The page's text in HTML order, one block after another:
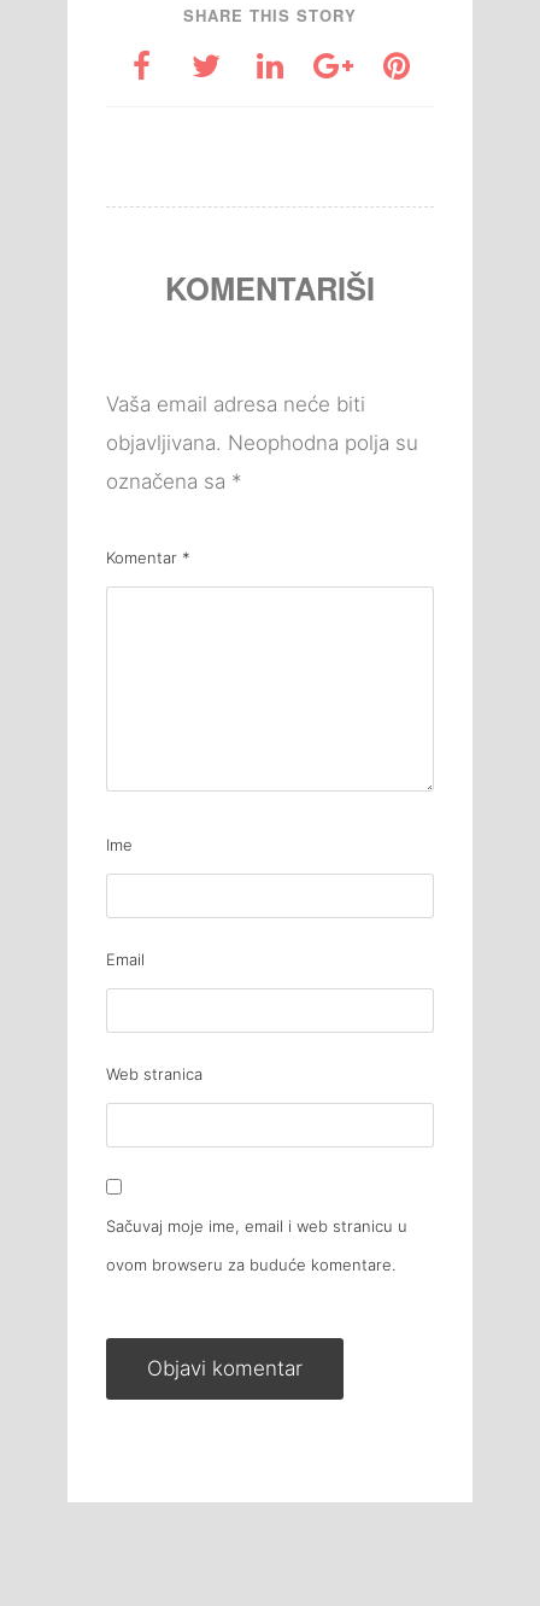
SHARE THIS STORY
KOMENTARIŠI
Vaša email adresa neće biti
objavljivana. Neophodna polja su
označena sa *
Komentar *
Ime
Email
Web stranica
Sačuvaj moje ime, email i web stranicu u
ovom browseru za buduće komentare.